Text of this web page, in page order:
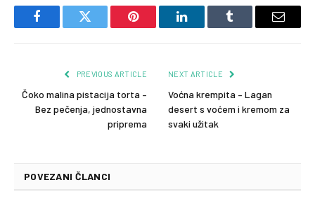
FacebookTwitter Pinterest LinkedInTumblr Email
PREVIOUS ARTICLE
Čoko malina pistacija torta –
Bez pečenja, jednostavna
priprema
NEXT ARTICLE
Voćna krempita – Lagan
desert s voćem i kremom za
svaki užitak
POVEZANI ČLANCI